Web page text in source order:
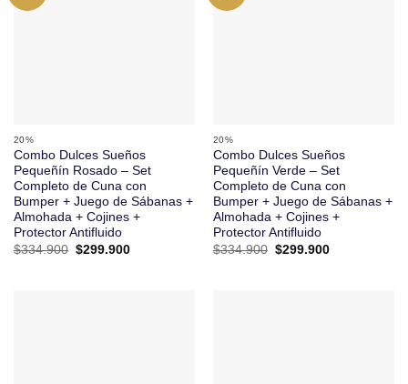
20%
Combo Dulces Sueños
Pequeñín Rosado – Set
Completo de Cuna con
Bumper + Juego de Sábanas +
Almohada + Cojines +
Protector Antifluido
$334.900 El
$299.900El
20%
Combo Dulces Sueños
Pequeñín Verde – Set
Completo de Cuna con
Bumper + Juego de Sábanas +
Almohada + Cojines +
Protector Antifluido
$334.900 El
$299.900El